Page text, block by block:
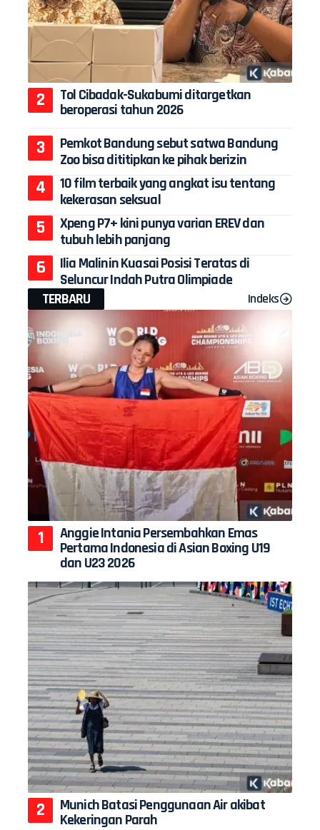
Tol Cibadak-Sukabumi ditargetkan
beroperasi tahun 2026
Pemkot Bandung sebut satwa Bandung
Zoo bisa dititipkan ke pihak berizin
10 film terbaik yang angkat isu tentang
kekerasan seksual
Xpeng P7+ kini punya varian EREV dan
tubuh lebih panjang
Ilia Malinin Kuasai Posisi Teratas di
Seluncur Indah Putra Olimpiade
TERBARU
Indeks
Anggie Intania Persembahkan Emas
Pertama Indonesia di Asian Boxing U19
dan U23 2026
Munich Batasi Penggunaan Air akibat
Kekeringan Parah